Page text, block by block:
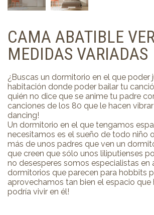
CAMA ABATIBLE
MEDIDAS VARIADAS
¿Buscas un dormitorio en el que poder
habitación donde poder bailar tu
quién no dice que se anime tu padre
canciones de los 80 que le hacen
dancing!
Un dormitorio en el que tengamos
necesitamos es el sueño de todo niño
más de unos padres que ven un
que creen que sólo unos liliputienses
no desesperes somos especialistas en
dormitorios que parecen para hobbits
aprovechamos tan bien el espacio que
podría vivir en él!